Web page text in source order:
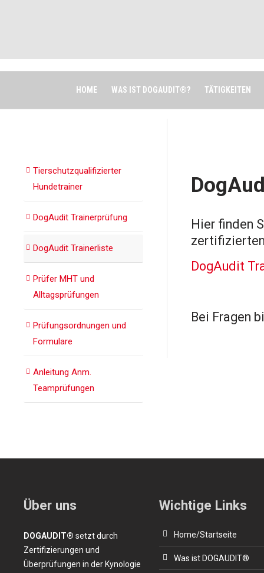
HOME WAS IST DOGAUDIT®? TÄTIGKEITEN
Hier finden
DogAudit
Bei Fragen
Tierschutzqualifizierter
Hundetrainer
DogAudit Trainerprüfung
DogAudit Trainerliste
Prüfer MHT und
Alltagsprüfungen
Prüfungsordnungen und
Formulare
Anleitung Anm.
Teamprüfungen
Über uns
DOGAUDIT® setzt durch
Zertifizierungen und
Überprüfungen in der Kynologie
Wichtige Links
Home/Startseite
Was ist DOGAUDIT®